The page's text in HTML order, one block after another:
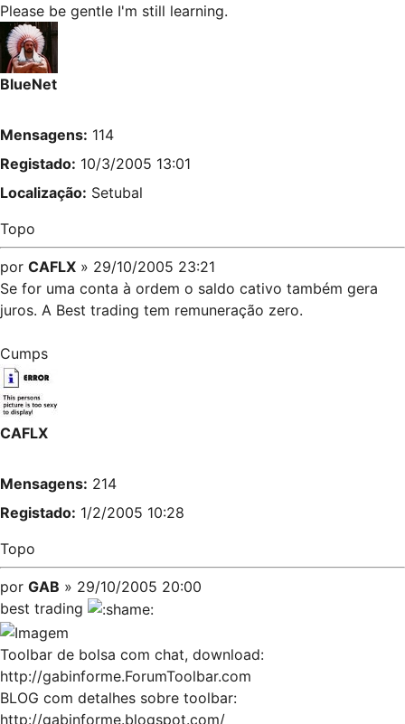
Please be gentle I'm still learning.
BlueNet
Mensagens: 114
Registado: 10/3/2005 13:01
Localização: Setubal
Topo
por CAFLX » 29/10/2005 23:21
Se for uma conta à ordem o saldo cativo também gera
juros. A Best trading tem remuneração zero.
Cumps
CAFLX
Mensagens: 214
Registado: 1/2/2005 10:28
Topo
por GAB » 29/10/2005 20:00
best trading
Toolbar de bolsa com chat, download:
http://gabinforme.ForumToolbar.com
BLOG com detalhes sobre toolbar:
http://gabinforme.blogspot.com/